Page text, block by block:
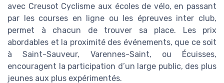
avec Creusot Cyclisme aux écoles de vélo, en passant
par les courses en ligne ou les épreuves inter club,
permet à chacun de trouver sa place. Les prix
abordables et la proximité des événements, que ce soit
à Saint-Sauveur, Varennes-Saint, ou Écuisses,
encouragent la participation d’un large public, des plus
jeunes aux plus expérimentés.